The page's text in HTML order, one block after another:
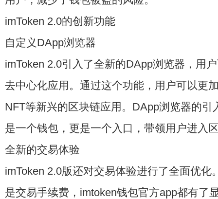
imToken 2.0的创新功能
自定义DApp浏览器
imToken 2.0引入了全新的DApp浏览器，用
去中心化应用。通过这个功能，用户可以更
NFT等新兴的区块链应用。DApp浏览器的引
是一个钱包，更是一个入口，带领用户进入
全新的交易体验
imToken 2.0版还对交易体验进行了全面优化
是交易手续费， imtoken钱包官方app都有了